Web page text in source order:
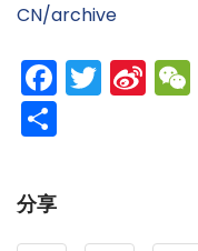
CN/archive
分享